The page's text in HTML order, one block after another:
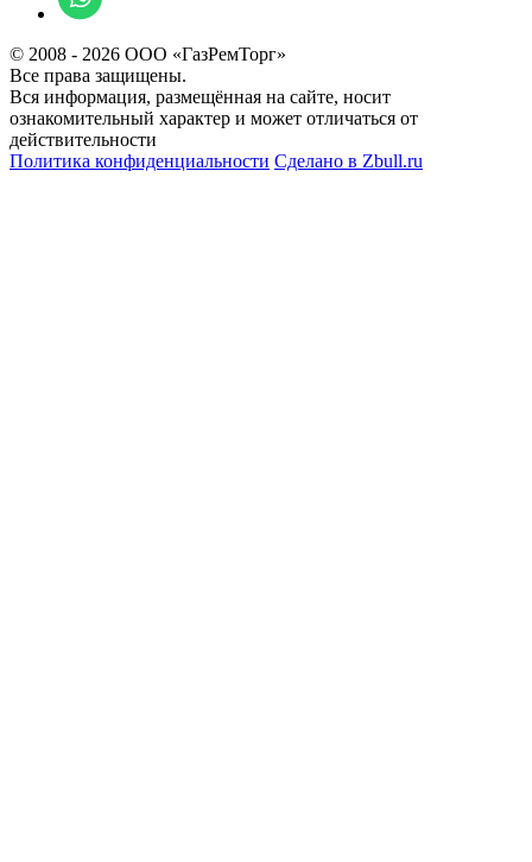
© 2008 - 2026 ООО «ГазРемТорг»
Все права защищены.
Вся информация, размещённая на сайте, носит
ознакомительный характер и может отличаться от
действительности
Политика конфиденциальности Сделано в Zbull.ru